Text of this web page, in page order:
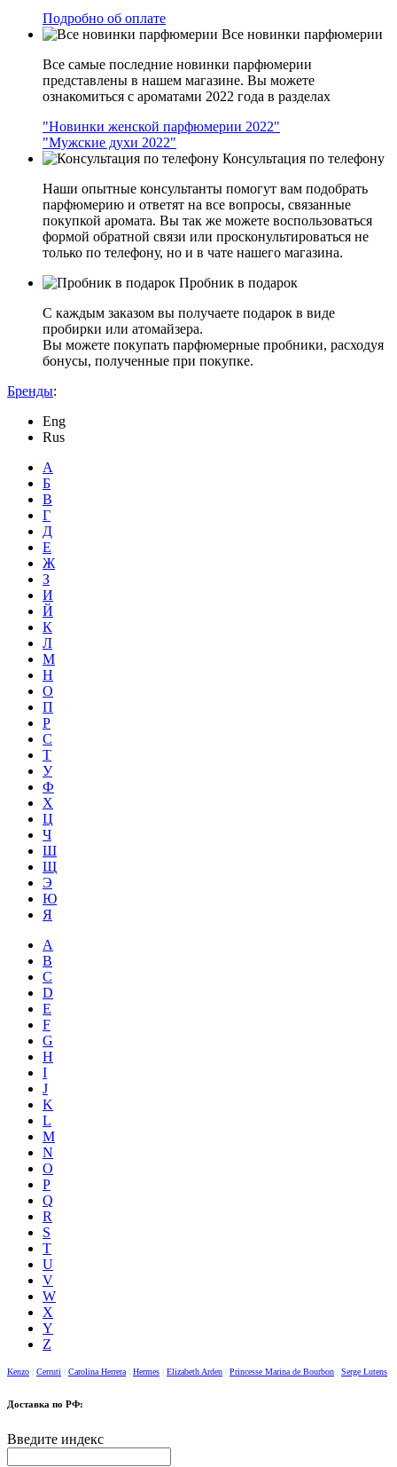
Подробно об оплате
Все новинки парфюмерии
Все самые последние новинки парфюмерии
представлены в нашем магазине. Вы можете
ознакомиться с ароматами 2022 года в разделах
"Новинки женской парфюмерии 2022"
"Мужские духи 2022"
Консультация по телефону
Наши опытные консультанты помогут вам подобрать
парфюмерию и ответят на все вопросы, связанные
покупкой аромата. Вы так же можете воспользоваться
формой обратной связи или просконультироваться не
только по телефону, но и в чате нашего магазина.
Пробник в подарок
С каждым заказом вы получаете подарок в виде
пробирки или атомайзера.
Вы можете покупать парфюмерные пробники, расходуя
бонусы, полученные при покупке.
Бренды:
Eng
Rus
А
Б
В
Г
Д
Е
Ж
З
И
Й
К
Л
М
Н
О
П
Р
С
Т
У
Ф
Х
Ц
Ч
Ш
Щ
Э
Ю
Я
A
B
C
D
E
F
G
H
I
J
K
L
M
N
O
P
Q
R
S
T
U
V
W
X
Y
Z
Kenzo Cerruti Carolina Herrera Hermes Elizabeth Arden Princesse Marina de Bourbon Serge Lutens
Доставка по РФ:
Введите индекс